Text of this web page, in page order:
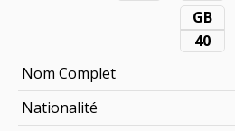
GB
40
Nom Complet
Nationalité